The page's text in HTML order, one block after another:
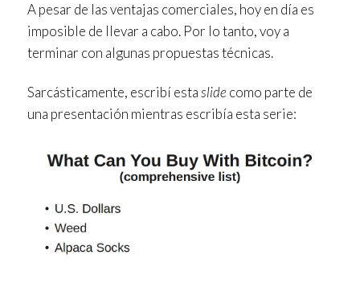
A pesar de las ventajas comerciales, hoy en día es
imposible de llevar a cabo. Por lo tanto, voy a
terminar con algunas propuestas técnicas.
Sarcásticamente, escribí estaslide como parte de
una presentación mientras escribía esta serie: